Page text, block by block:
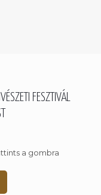
FESZTIVÁL
a gombra